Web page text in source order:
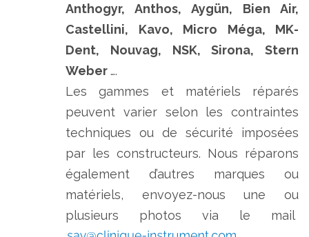
Anthogyr, Anthos, Aygün, Bien Air,
Castellini, Kavo, Micro Méga, MK-
Dent, Nouvag, NSK, Sirona, Stern
Weber….
Les gammes et matériels réparés
peuvent varier selon les contraintes
techniques ou de sécurité imposées
par les constructeurs. Nous réparons
également d’autres marques ou
matériels, envoyez-nous une ou
plusieurs photos via le mail